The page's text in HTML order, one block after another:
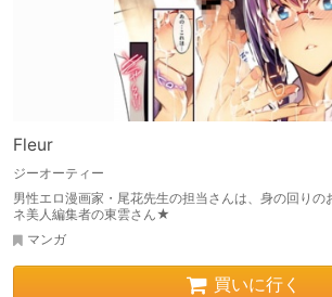
Fleur
ジーオーティー
男性エロ漫画家・尾花先生の担当さんは、身の回りの
ネ美人編集者の東雲さん★
マンガ
買いに行く